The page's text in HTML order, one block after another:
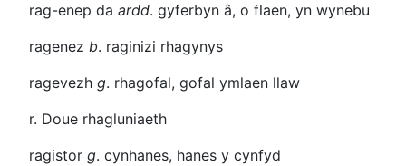
rag-enep da ardd. gyferbyn â, o flaen, yn wynebu
ragenez b. raginizi rhagynys
ragevezh g. rhagofal, gofal ymlaen llaw
r. Doue rhagluniaeth
ragistor g. cynhanes, hanes y cynfyd